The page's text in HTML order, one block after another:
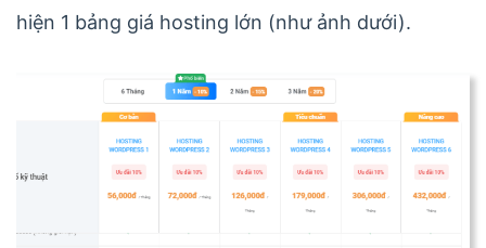
hiện 1 bảng giá hosting lớn (như ảnh dưới).